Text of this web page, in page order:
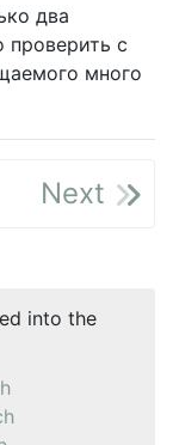
два
проверить с
много
Next
into the